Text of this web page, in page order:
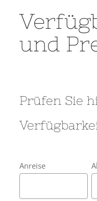
und
Prüfen Sie
Anreise